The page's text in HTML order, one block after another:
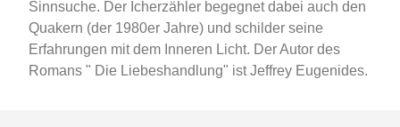
Sinnsuche. Der Icherzähler begegnet dabei auch den
Quakern (der 1980er Jahre) und schilder seine
Erfahrungen mit dem Inneren Licht. Der Autor des
Romans " Die Liebeshandlung" ist Jeffrey Eugenides.